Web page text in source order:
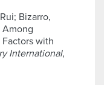
Bizarro,
Among
with
International,